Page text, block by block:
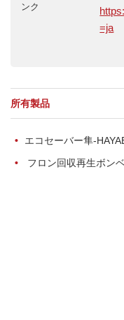
ンク
=ja
所有製品
エコセーバー隼-
フロン回収再生ボン